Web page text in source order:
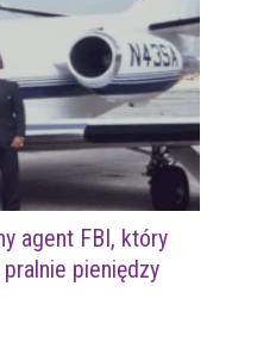
agent FBI, który
pieniędzy